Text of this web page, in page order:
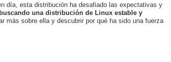
día, esta distribución ha desafiado las expectativas y
una distribución de Linux estable y
más sobre ella y descubrir por qué ha sido una fuerza